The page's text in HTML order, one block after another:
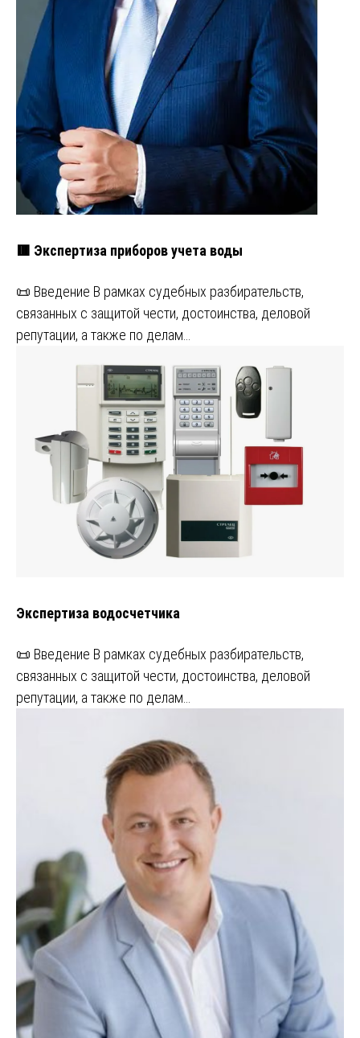
🟥 Экспертиза приборов учета воды
📜 Введение В рамках судебных разбирательств,
связанных с защитой чести, достоинства, деловой
репутации, а также по делам…
Экспертиза водосчетчика
📜 Введение В рамках судебных разбирательств,
связанных с защитой чести, достоинства, деловой
репутации, а также по делам…